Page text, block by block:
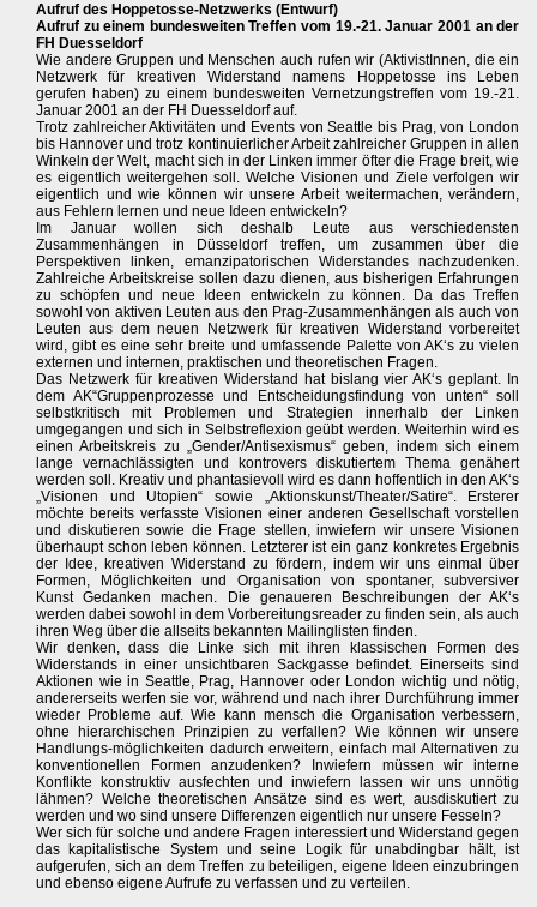
Aufruf des Hoppetosse-Netzwerks (Entwurf)
Aufruf zu einem bundesweiten Treffen vom 19.-21. Januar 2001 an der
FH Duesseldorf
Wie andere Gruppen und Menschen auch rufen wir (AktivistInnen, die ein
Netzwerk für kreativen Widerstand namens Hoppetosse ins Leben
gerufen haben) zu einem bundesweiten Vernetzungstreffen vom 19.-21.
Januar 2001 an der FH Duesseldorf auf.
Trotz zahlreicher Aktivitäten und Events von Seattle bis Prag, von London
bis Hannover und trotz kontinuierlicher Arbeit zahlreicher Gruppen in allen
Winkeln der Welt, macht sich in der Linken immer öfter die Frage breit, wie
es eigentlich weitergehen soll. Welche Visionen und Ziele verfolgen wir
eigentlich und wie können wir unsere Arbeit weitermachen, verändern,
aus Fehlern lernen und neue Ideen entwickeln?
Im Januar wollen sich deshalb Leute aus verschiedensten
Zusammenhängen in Düsseldorf treffen, um zusammen über die
Perspektiven linken, emanzipatorischen Widerstandes nachzudenken.
Zahlreiche Arbeitskreise sollen dazu dienen, aus bisherigen Erfahrungen
zu schöpfen und neue Ideen entwickeln zu können. Da das Treffen
sowohl von aktiven Leuten aus den Prag-Zusammenhängen als auch von
Leuten aus dem neuen Netzwerk für kreativen Widerstand vorbereitet
wird, gibt es eine sehr breite und umfassende Palette von AK‘s zu vielen
externen und internen, praktischen und theoretischen Fragen.
Das Netzwerk für kreativen Widerstand hat bislang vier AK‘s geplant. In
dem AK“Gruppenprozesse und Entscheidungsfindung von unten“ soll
selbstkritisch mit Problemen und Strategien innerhalb der Linken
umgegangen und sich in Selbstreflexion geübt werden. Weiterhin wird es
einen Arbeitskreis zu „Gender/Antisexismus“ geben, indem sich einem
lange vernachlässigten und kontrovers diskutiertem Thema genähert
werden soll. Kreativ und phantasievoll wird es dann hoffentlich in den AK‘s
„Visionen und Utopien“ sowie „Aktionskunst/Theater/Satire“. Ersterer
möchte bereits verfasste Visionen einer anderen Gesellschaft vorstellen
und diskutieren sowie die Frage stellen, inwiefern wir unsere Visionen
überhaupt schon leben können. Letzterer ist ein ganz konkretes Ergebnis
der Idee, kreativen Widerstand zu fördern, indem wir uns einmal über
Formen, Möglichkeiten und Organisation von spontaner, subversiver
Kunst Gedanken machen. Die genaueren Beschreibungen der AK‘s
werden dabei sowohl in dem Vorbereitungsreader zu finden sein, als auch
ihren Weg über die allseits bekannten Mailinglisten finden.
Wir denken, dass die Linke sich mit ihren klassischen Formen des
Widerstands in einer unsichtbaren Sackgasse befindet. Einerseits sind
Aktionen wie in Seattle, Prag, Hannover oder London wichtig und nötig,
andererseits werfen sie vor, während und nach ihrer Durchführung immer
wieder Probleme auf. Wie kann mensch die Organisation verbessern,
ohne hierarchischen Prinzipien zu verfallen? Wie können wir unsere
Handlungs-möglichkeiten dadurch erweitern, einfach mal Alternativen zu
konventionellen Formen anzudenken? Inwiefern müssen wir interne
Konflikte konstruktiv ausfechten und inwiefern lassen wir uns unnötig
lähmen? Welche theoretischen Ansätze sind es wert, ausdiskutiert zu
werden und wo sind unsere Differenzen eigentlich nur unsere Fesseln?
Wer sich für solche und andere Fragen interessiert und Widerstand gegen
das kapitalistische System und seine Logik für unabdingbar hält, ist
aufgerufen, sich an dem Treffen zu beteiligen, eigene Ideen einzubringen
und ebenso eigene Aufrufe zu verfassen und zu verteilen.